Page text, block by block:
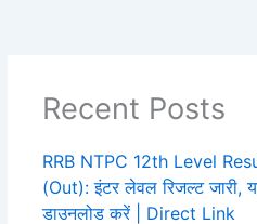
Recent Posts
RRB NTPC 12th Level
(Out): इंटर लेवल रिजल्ट जारी,
डाउनलोड करें | Direct Link